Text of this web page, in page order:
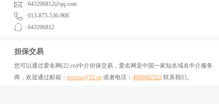
: 643206812@qq.com
: 013-875-536-908
: 643206812
担保交易
您可以通过爱名网(22.cn)中介担保交易，爱名网是中国一家知名域名中介服务
商，欢迎通过邮箱： escrow@22.cn 或者电话： 4006602522 联系我们。